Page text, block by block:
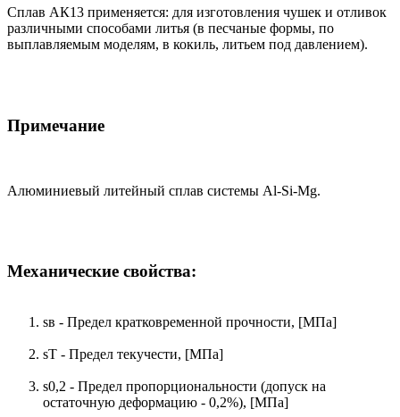
Сплав АК13 применяется: для изготовления чушек и отливок
различными способами литья (в песчаные формы, по
выплавляемым моделям, в кокиль, литьем под давлением).
Примечание
Алюминиевый литейный сплав системы Al-Si-Mg.
Механические свойства:
sв - Предел кратковременной прочности, [МПа]
sТ - Предел текучести, [МПа]
s0,2 - Предел пропорциональности (допуск на
остаточную деформацию - 0,2%), [МПа]